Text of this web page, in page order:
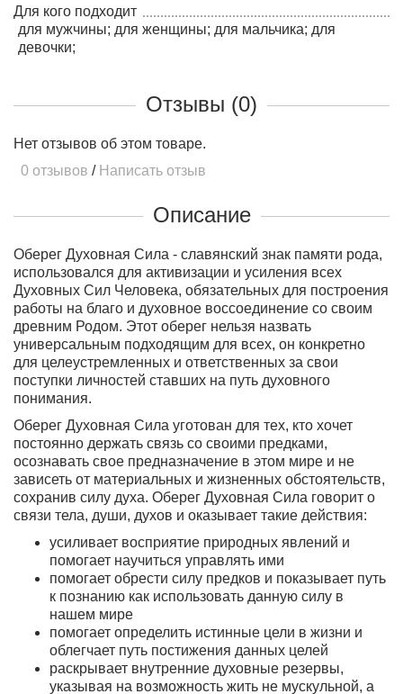
Для кого подходит
для мужчины; для женщины; для мальчика; для
девочки;
Отзывы (0)
Нет отзывов об этом товаре.
0 отзывов / Написать отзыв
Описание
Оберег Духовная Сила - славянский знак памяти рода,
использовался для активизации и усиления всех
Духовных Сил Человека, обязательных для построения
работы на благо и духовное воссоединение со своим
древним Родом. Этот оберег нельзя назвать
универсальным подходящим для всех, он конкретно
для целеустремленных и ответственных за свои
поступки личностей ставших на путь духовного
понимания.
Оберег Духовная Сила уготован для тех, кто хочет
постоянно держать связь со своими предками,
осознавать свое предназначение в этом мире и не
зависеть от материальных и жизненных обстоятельств,
сохранив силу духа. Оберег Духовная Сила говорит о
связи тела, души, духов и оказывает такие действия:
усиливает восприятие природных явлений и
помогает научиться управлять ими
помогает обрести силу предков и показывает путь
к познанию как использовать данную силу в
нашем мире
помогает определить истинные цели в жизни и
облегчает путь постижения данных целей
раскрывает внутренние духовные резервы,
указывая на возможность жить не мускульной, а